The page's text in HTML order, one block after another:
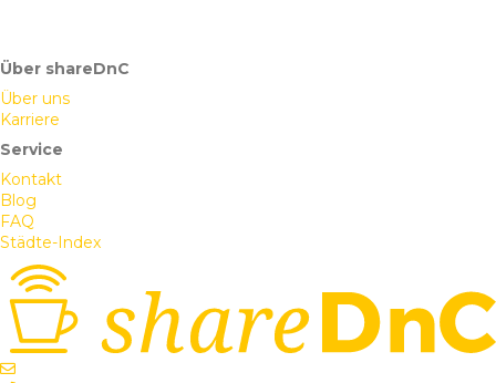
Über shareDnC
Über uns
Karriere
Service
Kontakt
Blog
FAQ
Städte-Index